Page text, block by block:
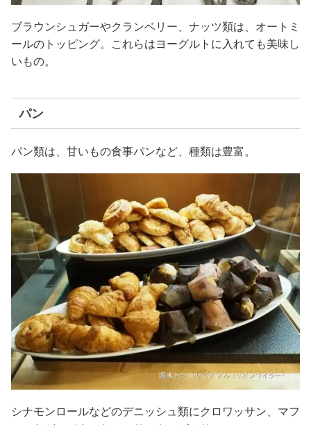
ブラウンシュガーやクランベリー、ナッツ類は、オートミ
ールのトッピング。これらはヨーグルトに入れても美味し
いもの。
パン
パン類は、甘いもの食事パンなど、種類は豊富。
シナモンロールなどのデニッシュ類にクロワッサン、マフ